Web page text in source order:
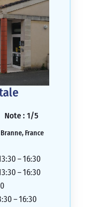
Note : 1/5
France
– 16:30
– 16:30
– 16:30